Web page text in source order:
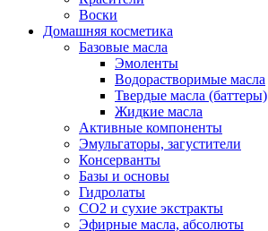
Воски
Домашняя косметика
Базовые масла
Эмоленты
Водорастворимые масла
Твердые масла (баттеры)
Жидкие масла
Активные компоненты
Эмульгаторы, загустители
Консерванты
Базы и основы
Гидролаты
СО2 и сухие экстракты
Эфирные масла, абсолюты